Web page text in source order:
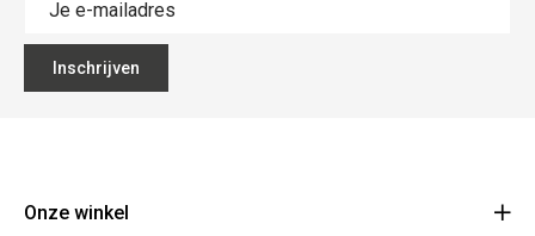
Inschrijven
Onze winkel